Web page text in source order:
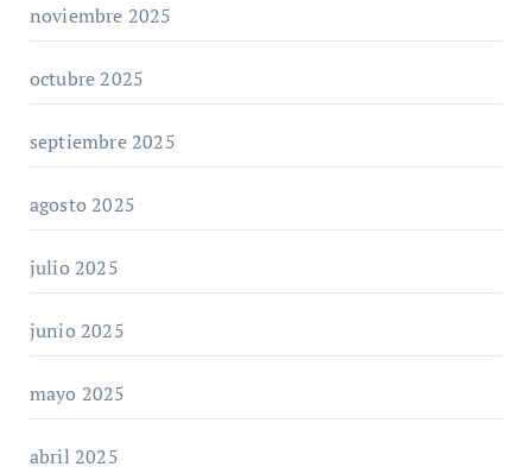
noviembre 2025
octubre 2025
septiembre 2025
agosto 2025
julio 2025
junio 2025
mayo 2025
abril 2025